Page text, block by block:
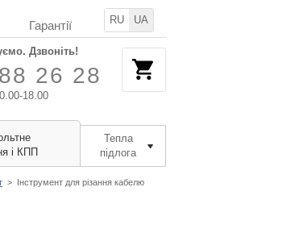
RU UA
Гарантії
Дзвоніть!
26 28
18.00
і КПП
Тепла
підлога
> Інструмент для різання кабелю